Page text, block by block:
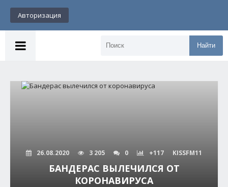
Авторизация
Найти
26.08.2020 3 205 0 +117 KISSFM11
БАНДЕРАС ВЫЛЕЧИЛСЯ ОТ
КОРОНАВИРУСА